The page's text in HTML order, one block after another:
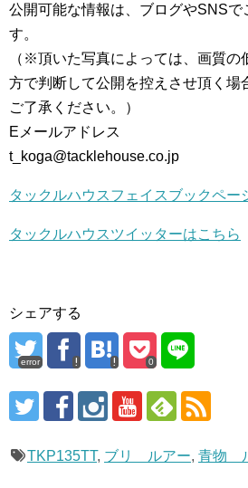
公開可能な情報は、ブログやSNSで
す。
（※頂いた写真によっては、画質の
方で判断して公開を控えさせ頂く場
ご了承ください。）
Eメールアドレス
t_koga@tacklehouse.co.jp
タックルハウスフェイスブックペー
タックルハウスツイッターはこちら
シェアする
error 0
TKP135TT, ブリ ルアー, 青物